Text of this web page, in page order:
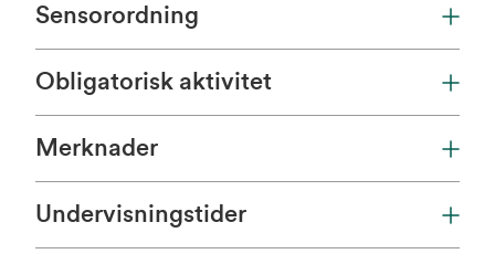
Sensorordning
Obligatorisk aktivitet
Merknader
Undervisningstider